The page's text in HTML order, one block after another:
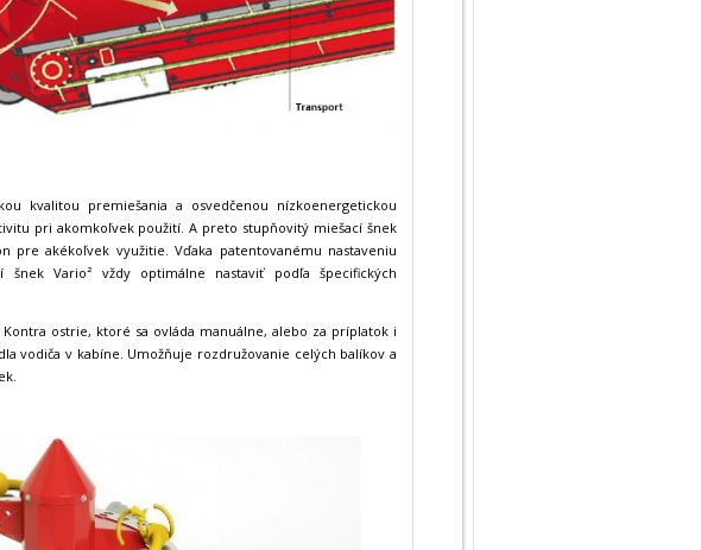
kvalitou premiešania a osvedčenou nízkoenergetickou
pri akomkoľvek použití. A preto stupňovitý miešací šnek
pre akékoľvek využitie. Vďaka patentovanému nastaveniu
Vario² vždy optimálne nastaviť podľa špecifických
ostrie, ktoré sa ovláda manuálne, alebo za príplatok i
vodiča v kabíne. Umožňuje rozdružovanie celých balíkov a